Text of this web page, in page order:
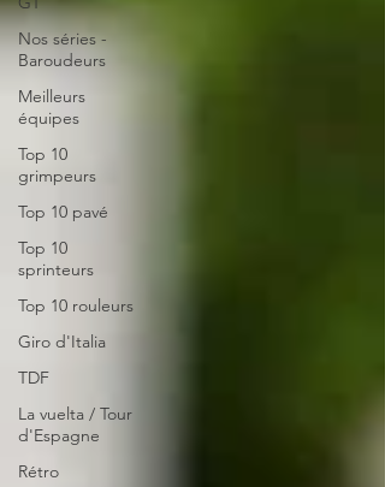
Nos séries -
Baroudeurs
Meilleurs
équipes
Top 10
grimpeurs
Top 10 pavé
Top 10
sprinteurs
Top 10 rouleurs
Giro d'Italia
TDF
La vuelta / Tour
d'Espagne
Rétro